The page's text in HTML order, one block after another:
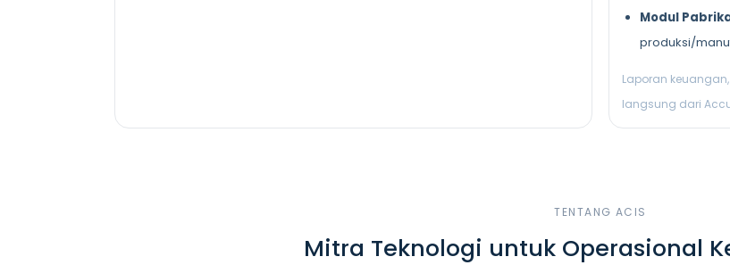
Modul
produksi/
Laporan
langsung dari
TENTANG ACIS
Mitra Teknologi untuk Operasional